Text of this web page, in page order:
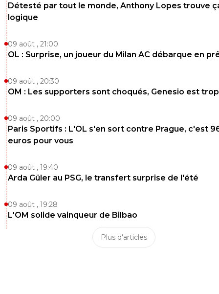
Détesté par tout le monde, Anthony Lopes trouve
logique
09 août , 21:00
OL : Surprise, un joueur du Milan AC débarque en
09 août , 20:30
OM : Les supporters sont choqués, Genesio est
09 août , 20:00
Paris Sportifs : L'OL s'en sort contre Prague, c'est
euros pour vous
09 août , 19:40
Arda Güler au PSG, le transfert surprise de l'été
09 août , 19:28
L'OM solide vainqueur de Bilbao
Plus d'articles